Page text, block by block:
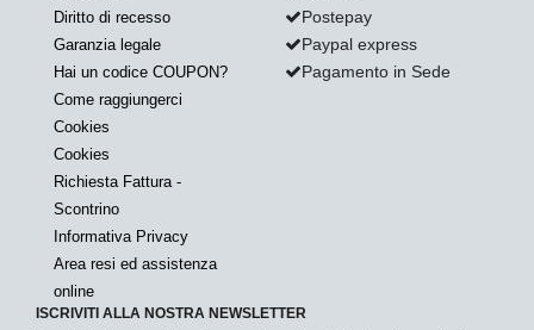
Diritto di recesso
Garanzia legale
Hai un codice COUPON?
Come raggiungerci
Cookies
Cookies
Richiesta Fattura -
Scontrino
Informativa Privacy
Area resi ed assistenza
online
Postepay
Paypal express
Pagamento in Sede
ISCRIVITI ALLA NOSTRA NEWSLETTER